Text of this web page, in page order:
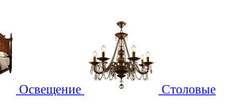
Освещение Столовые